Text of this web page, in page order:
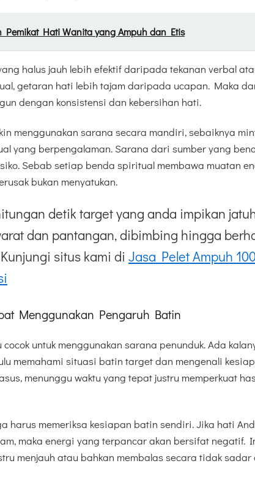
Pemikat Hati Wanita yang Ampuh dan Etis
halus jauh lebih efektif daripada tekanan verbal
getaran hati lebih tajam daripada ucapan. Maka
dengan konsistensi dan kebersihan hati.
menggunakan sarana secara mandiri, sebaiknya
yang berpengalaman. Sarana dari sumber yang
Sebab setiap benda spiritual membawa muatan
bukan menyatukan.
detik target yang anda impikan
dan pantangan, dibimbing hingga
situs kami di Jasa Pelet Ampuh
Menggunakan Pengaruh Batin
untuk menggunakan sarana penunduk. Ada
memahami situasi batin target dan mengenali
menunggu waktu yang tepat justru memperkuat
harus memeriksa kesiapan batin sendiri. Jika hati
maka energi yang terpancar akan bersifat negatif.
menjauh atau bahkan membalas secara tidak